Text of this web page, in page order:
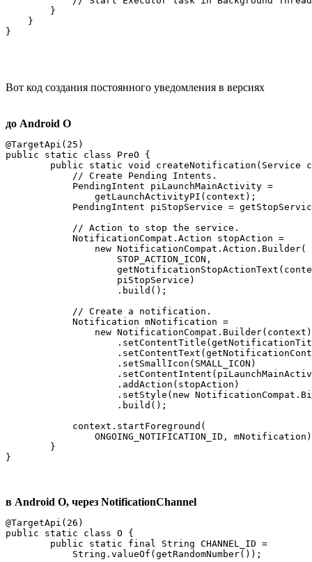
        }
    }
}
Вот код создания постоянного уведомления в версиях
до Android O
@TargetApi(25)
public static class PreO {
public static void createNotification(Service
            // Create Pending Intents.
            PendingIntent piLaunchMainActivity =
                getLaunchActivityPI(context);
PendingIntent piStopService =
            // Action to stop the service.
            NotificationCompat.Action stopAction =
                new NotificationCompat.Action.Builder(
                    STOP_ACTION_ICON,
                    piStopService)
                    .build();
            // Create a notification.
            Notification mNotification =
                new NotificationCompat.Builder(context)
                    .setSmallIcon(SMALL_ICON)
                    .addAction(stopAction)
.setStyle(new
                    .build();
            context.startForeground(
ONGOING_NOTIFICATION_ID,
        }
}
в Android O, через NotificationChannel
@TargetApi(26)
public static class O {
        public static final String CHANNEL_ID =
            String.valueOf(getRandomNumber());